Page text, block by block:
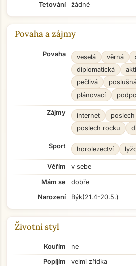
Tetování
žádné
Povaha a zájmy
Povaha veselá věrná
diplomatická
pečlivá
plánovací
Zájmy internet
poslech rocku
Sport horolezectví
Věřím
v sebe
Mám se
dobře
Narození
Býk(21.4-20.5.)
Životní styl
Kouřím
ne
Popíjím
velmi zřídka